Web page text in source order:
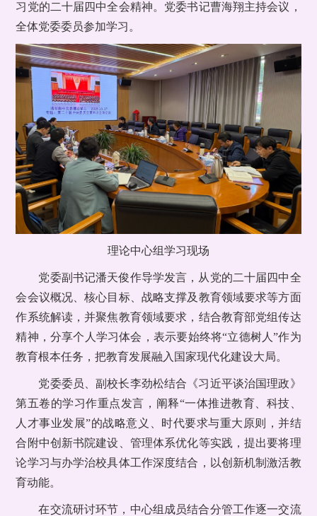
习 党的二十届四中全会精神。党委书记曹海翔主持会议，
全体党委委员参加学习。
理论中心组学习现场
党委副书记潘天俊作导学发言，从党的二十届四中全
会会议概况、核心目标、战略支撑及教育领域要求等方面
作系统解读，并聚焦教育领域要求，结合教育部党组传达
精神，分享个人学习体会，表示要始终将“立德树人”作为
教育根本任务，把教育发展融入国家现代化建设大局。
党委委员、副校长李劲松结合《习近平谈治国理政》
第五卷的学习作重点发言，阐释“一体推进教育、科技、
人才事业发展”的战略意义、时代要求与重大原则，并结
合附中创新书院建设、管理体系优化等实践，提出要将理
论学习与办学治校具体工作深度结合，以创新机制激活教
育动能。
在交流研讨环节，中心组成员结合分管工作逐一交流